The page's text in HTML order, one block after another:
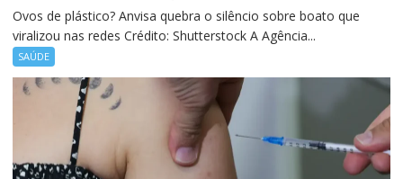
Ovos de plástico? Anvisa quebra o silêncio sobre boato que
viralizou nas redes Crédito: Shutterstock A Agência...
SAÚDE